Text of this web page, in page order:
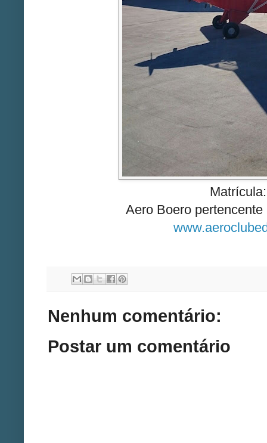
Aero Boero
Nenhum comentário:
Postar um comentário